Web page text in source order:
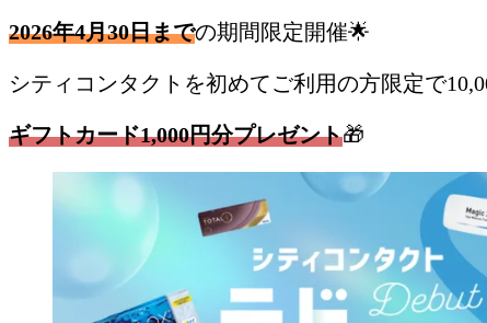
2026年4月30日までの期間限定開催🌟
シティコンタクトを初めてご利用の方限定で
ギフトカード1,000円分プレゼント🎁